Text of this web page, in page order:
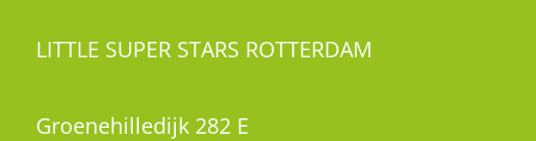
LITTLE SUPER STARS ROTTERDAM
Groenehilledijk 282 E